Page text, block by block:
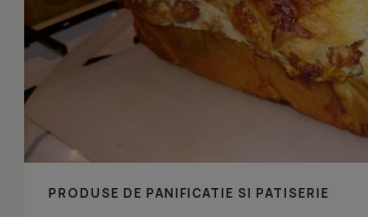
PRODUSE DE PANIFICATIE SI PATISERIE